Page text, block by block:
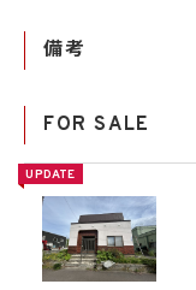
備考
FOR SALE
UPDATE